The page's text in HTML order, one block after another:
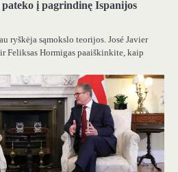
į pagrindinę Ispanijos
ryškėja sąmokslo teorijos. José Javier
Feliksas Hormigas paaiškinkite, kaip